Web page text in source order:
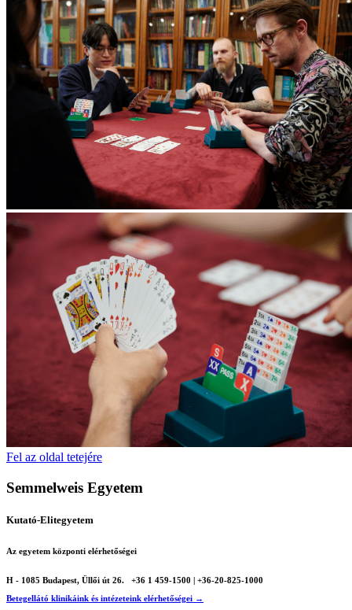
Fel az oldal tetejére
Semmelweis Egyetem
Kutató-Elitegyetem
Az egyetem központi elérhetőségei
H - 1085 Budapest, Üllői út 26.
+36 1 459-1500 | +36-20-825-1000
Betegellátó klinikáink és intézeteink elérhetőségei →